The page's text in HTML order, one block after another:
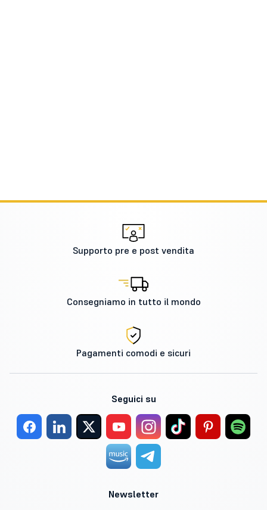
Supporto pre e post vendita
Consegniamo in tutto il mondo
Pagamenti comodi e sicuri
Seguici su
Newsletter